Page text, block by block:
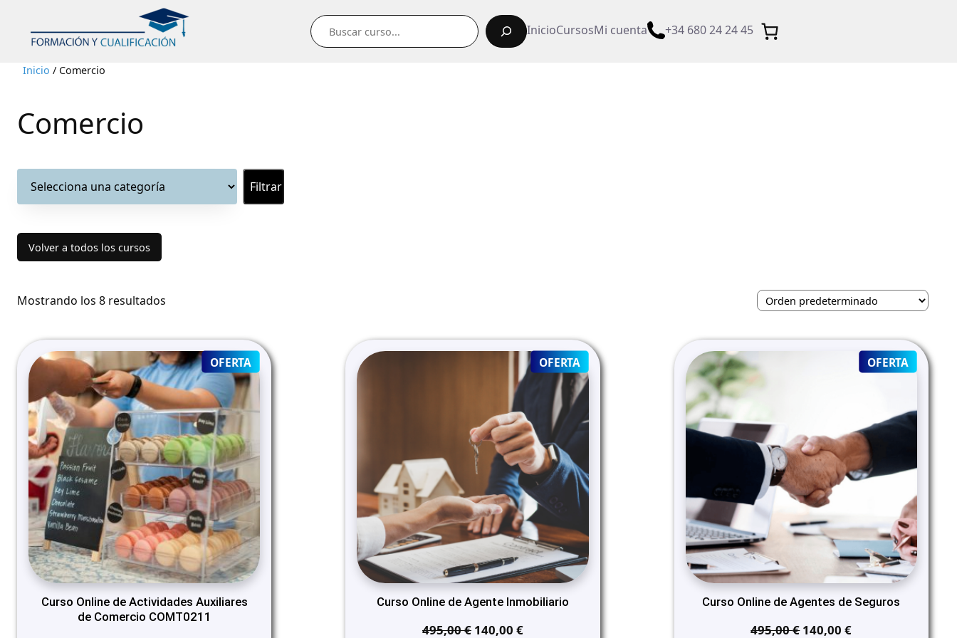
Buscar
InicioCursosMi cuenta +34 680 24 24 45
Inicio / Comercio
Comercio
una
Volver a todos los cursos
Mostrando los 8 resultados
OFERTA PRODUCT
ON
Curso Online de Actividades Auxiliares
de Comercio COMT0211
OFERTAPRODUCT
ON
SALE
Curso Online de Agente Inmobiliario
495,00€ El
140,00 €El
OFERTA
ON
Curso Online de Agentes de Seguros
495,00€ El
140,00€El